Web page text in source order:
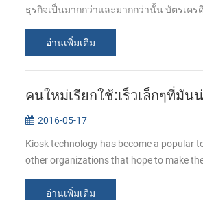
ธุรกิจเป็นมากกว่าและมากกว่านั้น บัตรเคร
อ่านเพิ่มเติม
คนใหม่เรียกใช้:เร็วเล็กๆที่มัน
2016-05-17
Kiosk technology has become a popular
other organizations that hope to make
อ่านเพิ่มเติม